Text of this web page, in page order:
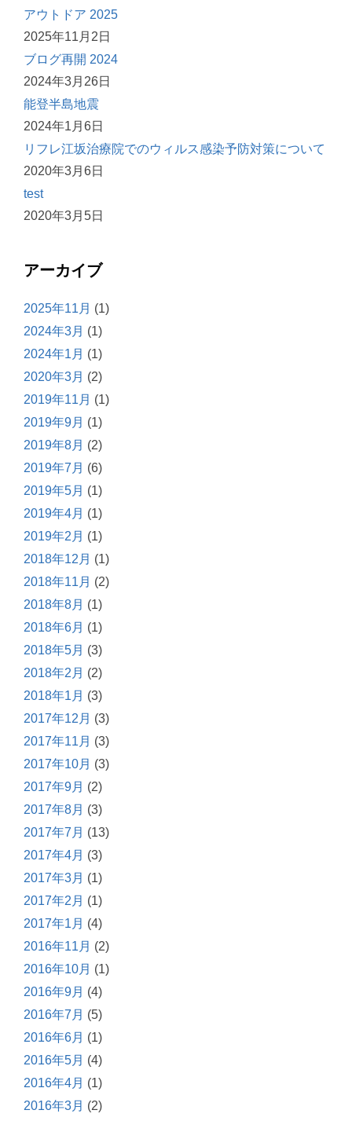
アウトドア 2025
2025年11月2日
ブログ再開 2024
2024年3月26日
能登半島地震
2024年1月6日
リフレ江坂治療院でのウィルス感染予防対策について
2020年3月6日
test
2020年3月5日
アーカイブ
2025年11月 (1)
2024年3月 (1)
2024年1月 (1)
2020年3月 (2)
2019年11月 (1)
2019年9月 (1)
2019年8月 (2)
2019年7月 (6)
2019年5月 (1)
2019年4月 (1)
2019年2月 (1)
2018年12月 (1)
2018年11月 (2)
2018年8月 (1)
2018年6月 (1)
2018年5月 (3)
2018年2月 (2)
2018年1月 (3)
2017年12月 (3)
2017年11月 (3)
2017年10月 (3)
2017年9月 (2)
2017年8月 (3)
2017年7月 (13)
2017年4月 (3)
2017年3月 (1)
2017年2月 (1)
2017年1月 (4)
2016年11月 (2)
2016年10月 (1)
2016年9月 (4)
2016年7月 (5)
2016年6月 (1)
2016年5月 (4)
2016年4月 (1)
2016年3月 (2)